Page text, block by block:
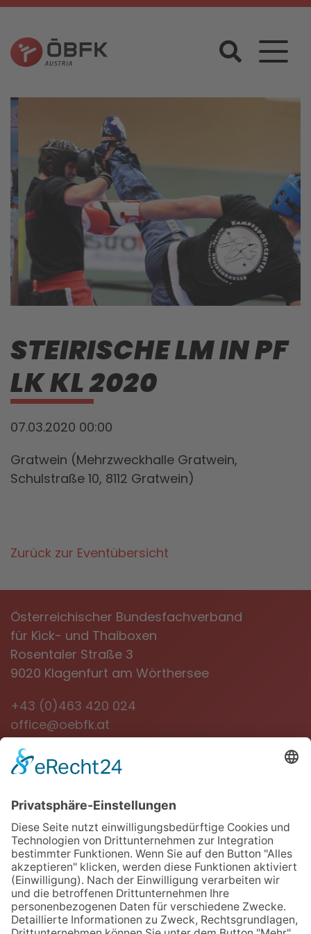
STEIRISCHE LM IN PF
LK KL 2020
07.03.2020 00:00
Gratwein (Mehrzweckhalle Gratwein,
Schulstraße 10, 8112 Gratwein)
Zurück zur Eventübersicht
Österreichischer Bundesfachverband
für Kick- und Thaiboxen
Rosentaler Straße 3
9020 Klagenfurt am Wörthersee
+43 (0)463 420 024
office@oebfk.at
NEWSLETTER